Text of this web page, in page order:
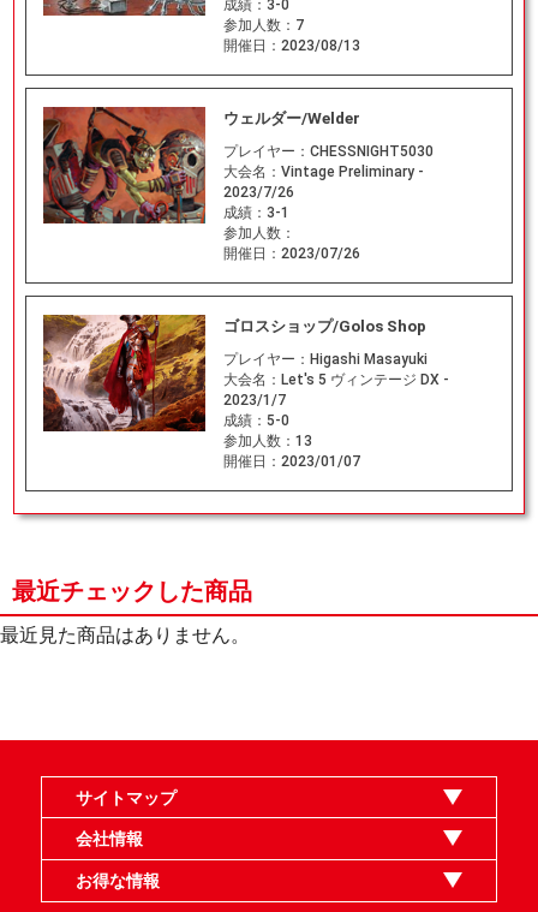
成績： 3-0
参加人数： 7
開催日： 2023/08/13
ウェルダー/Welder
プレイヤー： CHESSNIGHT5030
大会名： Vintage Preliminary -
2023/7/26
成績： 3-1
参加人数：
開催日： 2023/07/26
ゴロスショップ/Golos Shop
プレイヤー： Higashi Masayuki
大会名： Let's 5 ヴィンテージ DX -
2023/1/7
成績： 5-0
参加人数： 13
開催日： 2023/01/07
最近チェックした商品
最近見た商品はありません。
サイトマップ
オンラインショップ
買取
記事
選手一覧
デッキ検索
デッキ構築
イベント・大会
店舗のご案内
お問い合わせ
ヘルプ
FAQ
会社情報
利用規約
スタッフ募集
特定商取引法表示
個人情報保護指針
企業情報
お得な情報